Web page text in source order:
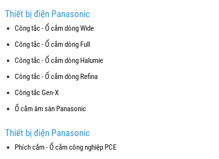
Thiết bị điện Panasonic
Công tắc - Ổ cắm dòng Wide
Công tắc - Ổ cắm dòng Full
Công tắc - Ổ cắm dòng Halumie
Công tắc - Ổ cắm dòng Refina
Công tắc Gen-X
Ổ cắm âm sàn Panasonic
Thiết bị điện Panasonic
Phích cắm - Ổ cắm công nghiệp PCE